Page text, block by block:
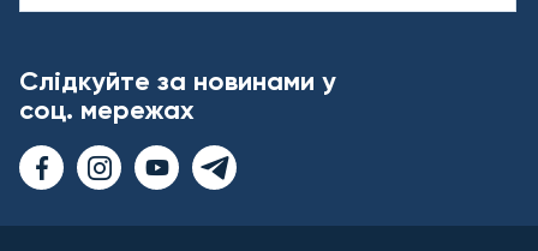
Слідкуйте за новинами у
соц. мережах